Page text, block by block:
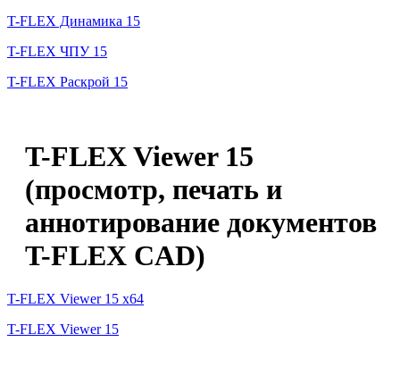
T-FLEX Динамика 15
T-FLEX ЧПУ 15
T-FLEX Раскрой 15
T-FLEX Viewer 15
(просмотр, печать и
аннотирование документов
T-FLEX CAD)
T-FLEX Viewer 15 x64
T-FLEX Viewer 15